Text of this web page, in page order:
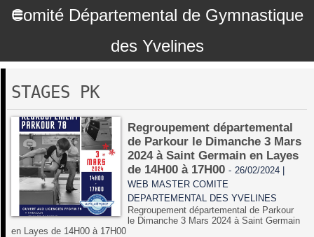
Comité Départemental de Gymnastique
des Yvelines
STAGES PK
Regroupement départemental
de Parkour le Dimanche 3 Mars
2024 à Saint Germain en Layes
de 14H00 à 17H00 - 26/02/2024 |
WEB MASTER COMITE
DEPARTEMENTAL DES YVELINES
Regroupement départemental de Parkour
le Dimanche 3 Mars 2024 à Saint Germain
en Layes de 14H00 à 17H00